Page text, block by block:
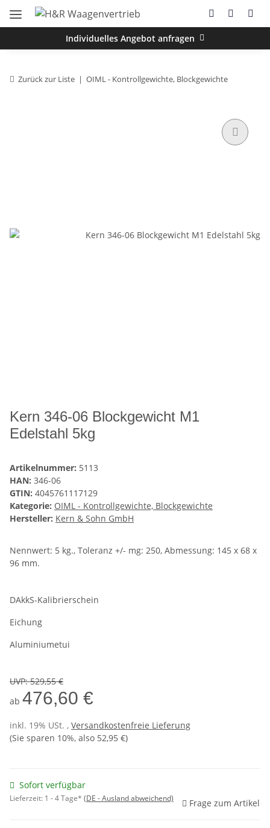
Individuelles Angebot anfragen
Zurück zur Liste OIML - Kontrollgewichte, Blockgewichte
Kern 346-06 Blockgewicht M1
Edelstahl 5kg
Artikelnummer: 5113
HAN: 346-06
GTIN: 4045761117129
Kategorie: OIML - Kontrollgewichte, Blockgewichte
Hersteller: Kern & Sohn GmbH
Nennwert: 5 kg., Toleranz +/- mg: 250, Abmessung: 145 x 68 x
96 mm.
DAkkS-Kalibrierschein
Eichung
Aluminiumetui
UVP:529,55 €
ab 476,60 €
inkl. 19% USt. , Versandkostenfreie Lieferung
(Sie sparen 10%, also 52,95 €)
Sofort verfügbar
Lieferzeit: 1 - 4 Tage* (DE - Ausland abweichend) Frage zum Artikel